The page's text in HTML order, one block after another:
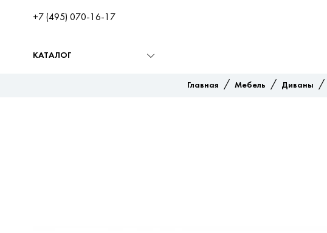
+7 (495) 070-16-17
КАТАЛОГ
Главная / Мебель / Диваны /